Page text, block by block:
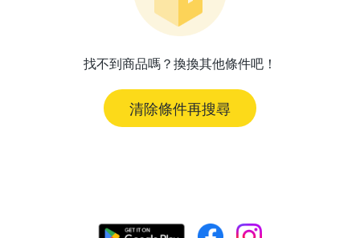
找不到商品嗎？換換其他條件吧！
清除條件再搜尋